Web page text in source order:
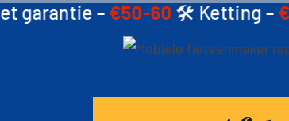
60🛠️ Ketting –€15🛠️ Tand